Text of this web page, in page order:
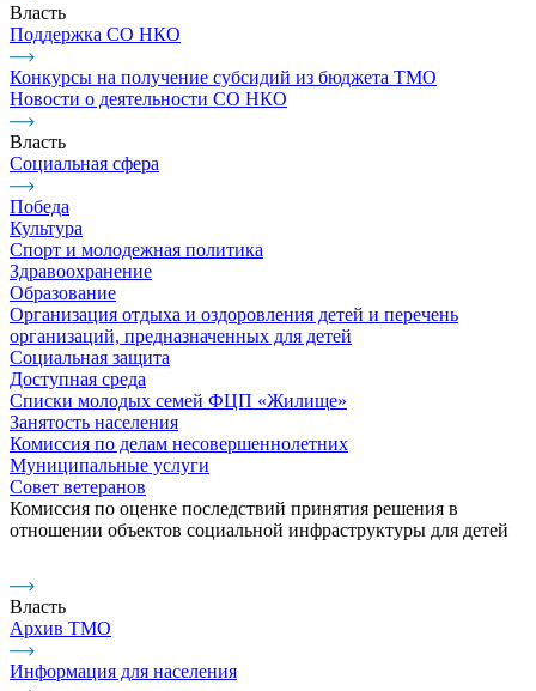
Власть
Поддержка СО НКО
Конкурсы на получение субсидий из бюджета ТМО
Новости о деятельности СО НКО
Власть
Социальная сфера
Победа
Культура
Спорт и молодежная политика
Здравоохранение
Образование
Организация отдыха и оздоровления детей и перечень
организаций, предназначенных для детей
Социальная защита
Доступная среда
Списки молодых семей ФЦП «Жилище»
Занятость населения
Комиссия по делам несовершеннолетних
Муниципальные услуги
Совет ветеранов
Комиссия по оценке последствий принятия решения в
отношении объектов социальной инфраструктуры для детей
Власть
Архив ТМО
Информация для населения